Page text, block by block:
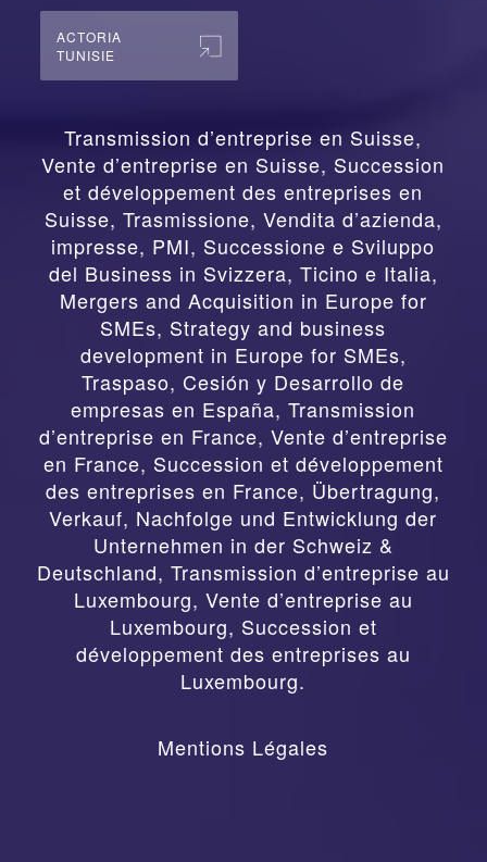
ACTORIA
TUNISIE
Transmission d’entreprise en Suisse,
Vente d’entreprise en Suisse, Succession
et développement des entreprises en
Suisse, Trasmissione, Vendita d’azienda,
impresse, PMI, Successione e Sviluppo
del Business in Svizzera, Ticino e Italia,
Mergers and Acquisition in Europe for
SMEs, Strategy and business
development in Europe for SMEs,
Traspaso, Cesión y Desarrollo de
empresas en España,Transmission
d’entreprise en France, Vente d’entreprise
en France, Succession et développement
des entreprises en France, Übertragung,
Verkauf, Nachfolge und Entwicklung der
Unternehmen in der Schweiz &
Deutschland, Transmission d’entreprise au
Luxembourg, Vente d’entreprise au
Luxembourg, Succession et
développement des entreprises au
Luxembourg.
Mentions Légales